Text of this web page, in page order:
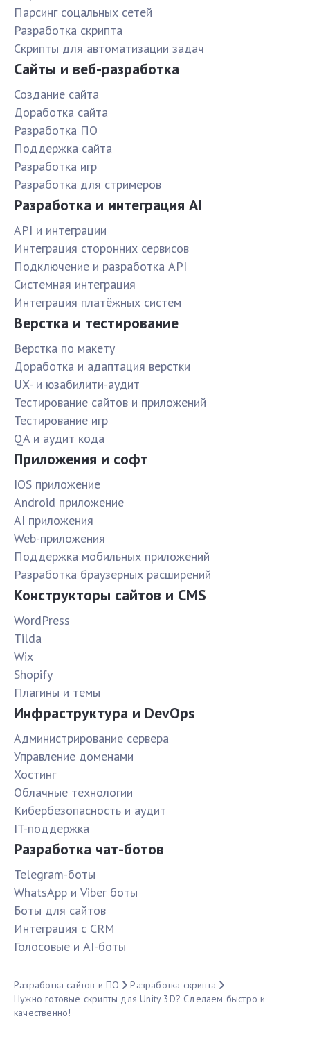
Парсинг соцальных сетей
Разработка скрипта
Скрипты для автоматизации задач
Сайты и веб-разработка
Создание сайта
Доработка сайта
Разработка ПО
Поддержка сайта
Разработка игр
Разработка для стримеров
Разработка и интеграция AI
API и интеграции
Интеграция сторонних сервисов
Подключение и разработка API
Системная интеграция
Интеграция платёжных систем
Верстка и тестирование
Верстка по макету
Доработка и адаптация верстки
UX- и юзабилити-аудит
Тестирование сайтов и приложений
Тестирование игр
QA и аудит кода
Приложения и софт
IOS приложение
Android приложение
AI приложения
Web-приложения
Поддержка мобильных приложений
Разработка браузерных расширений
Конструкторы сайтов и CMS
WordPress
Tilda
Wix
Shopify
Плагины и темы
Инфраструктура и DevOps
Администрирование сервера
Управление доменами
Хостинг
Облачные технологии
Кибербезопасность и аудит
IT-поддержка
Разработка чат-ботов
Telegram-боты
WhatsApp и Viber боты
Боты для сайтов
Интеграция с CRM
Голосовые и AI-боты
Разработка сайтов и ПО
Разработка скрипта
Нужно готовые скрипты для Unity 3D? Сделаем быстро и
качественно!